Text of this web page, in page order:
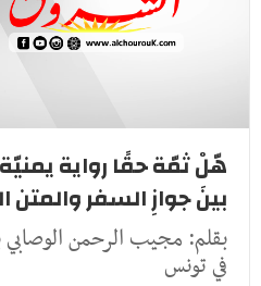
هّلْ ثمّة حقًا رواية
بينَ جوازِ السفر
بقلم: مجيب الرحمن
في تونس